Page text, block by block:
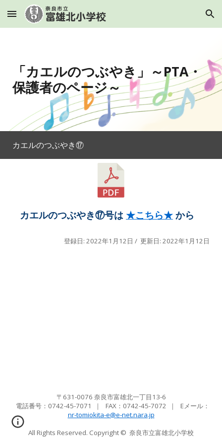
Skip to main content Skip to navigation
「カエルのつぶやき」～PTA・
保護者のページ～
カエルのつぶやき⑰
カエルのつぶやき⑰号は ★こちら★ から
登録日: 2022年1月12日 / 更新日: 2022年1月12日
〒631-0076 奈良市富雄北一丁目13-6
電話番号：0742-45-7071
｜ FAX： 0742-45-7072 ｜ Eメール：
nr-tomiokita-e@e-net.nara.jp
All Rights Reserved. Copyright © 奈良市立富雄北小学校